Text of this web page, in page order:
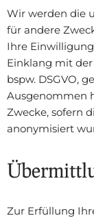
Wir werden die
für andere
Ihre
Einklang mit
bspw. DSGVO,
Ausgenommen
Zwecke, sofern
anonymisiert
Zur Erfüllung